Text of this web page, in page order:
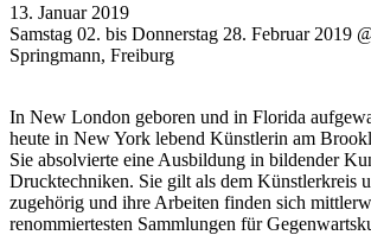
13. Januar 2019
Samstag 02. bis Donnerstag 28. Februar 2019
Springmann, Freiburg
In New London geboren und in Florida
heute in New York lebend Künstlerin am
Sie absolvierte eine Ausbildung in bildender
Drucktechniken. Sie gilt als dem Künstlerkreis
zugehörig und ihre Arbeiten finden sich
renommiertesten Sammlungen für